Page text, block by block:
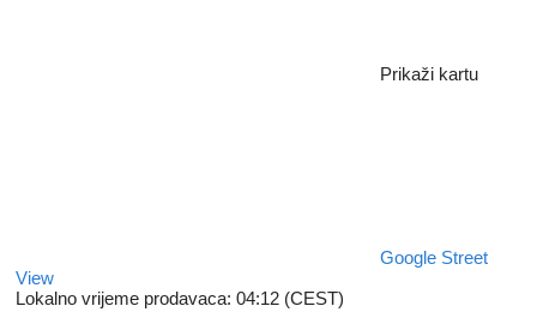
Prikaži kartu
Google Street
View
Lokalno vrijeme prodavaca: 04:12 (CEST)